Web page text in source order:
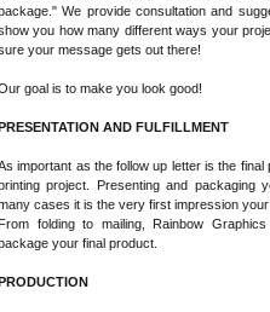
We provide consultation and
you how many different ways your
your message gets out there!
goal is to make you look good!
AND FULFILLMENT
important as the follow up letter is the
project. Presenting and packaging
cases it is the very first impression
From folding to mailing, Rainbow
your final product.